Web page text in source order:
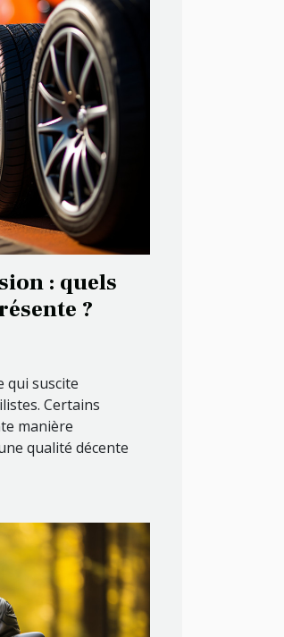
: quels
?
qui suscite
Certains
manière
qualité décente